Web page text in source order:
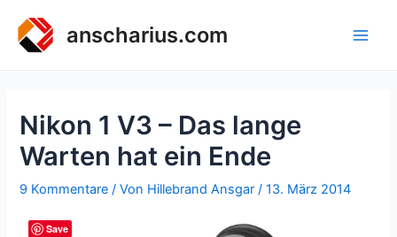
Inhalt
springen
anscharius.com
Nikon 1 V3 – Das lange
Warten hat ein Ende
9 Kommentare / Von Hillebrand Ansgar /13. März 2014
Save